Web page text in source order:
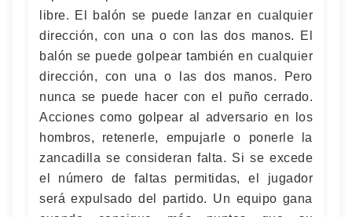
libre. El balón se puede lanzar en cualquier
dirección, con una o con las dos manos. El
balón se puede golpear también en cualquier
dirección, con una o las dos manos. Pero
nunca se puede hacer con el puño cerrado.
Acciones como golpear al adversario en los
hombros, retenerle, empujarle o ponerle la
zancadilla se consideran falta. Si se excede
el número de faltas permitidas, el jugador
será expulsado del partido. Un equipo gana